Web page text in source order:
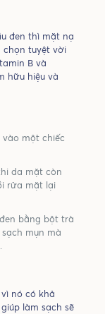
đen thì mặt nạ
tuyệt vời
B và
hữu hiệu và
một chiếc
da mặt còn
rửa mặt lại
bằng bột trà
mụn mà
nó có khả
làm sạch sẽ